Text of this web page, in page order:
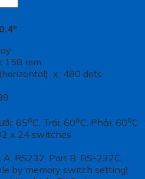
158 mm
x 480 dots
65oC, Trái: 60oC, Phải: 60oC
x 24 switches
RS232; Port B: RS-232C,
by memory switch setting)